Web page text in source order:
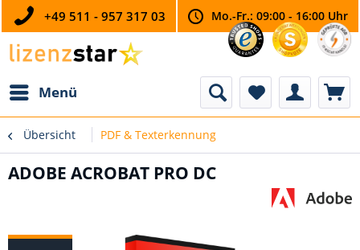
+49 511 - 957 317 03 Mo.-Fr.: 09:00 - 16:00 Uhr
Menü
Übersicht PDF & Texterkennung
ADOBE ACROBAT PRO DC